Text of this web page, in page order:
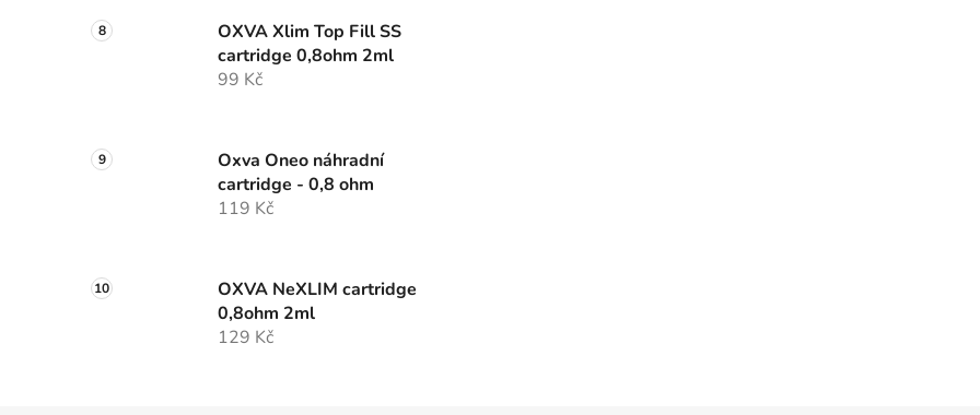
OXVA Xlim Top Fill SS
cartridge 0,8ohm 2ml
99 Kč
Oxva Oneo náhradní
cartridge - 0,8 ohm
119 Kč
OXVA NeXLIM cartridge
0,8ohm 2ml
129 Kč